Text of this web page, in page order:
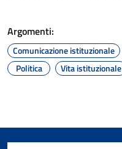
Argomenti:
Comunicazione istituzionale
Politica
Vita istituzionale